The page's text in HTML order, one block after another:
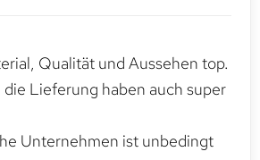
Qualität und Aussehen top.
Lieferung haben auch super
Unternehmen ist unbedingt